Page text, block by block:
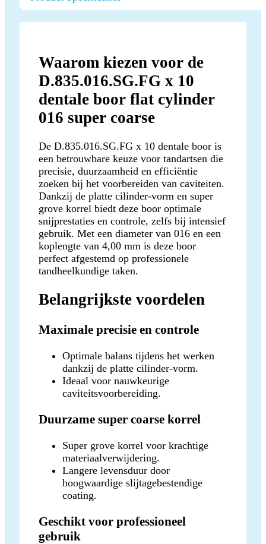
Waarom kiezen voor de
D.835.016.SG.FG x 10
dentale boor flat cylinder
016 super coarse
De D.835.016.SG.FG x 10 dentale boor is
een betrouwbare keuze voor tandartsen die
precisie, duurzaamheid en efficiëntie
zoeken bij het voorbereiden van caviteiten.
Dankzij de platte cilinder-vorm en super
grove korrel biedt deze boor optimale
snijprestaties en controle, zelfs bij intensief
gebruik. Met een diameter van 016 en een
koplengte van 4,00 mm is deze boor
perfect afgestemd op professionele
tandheelkundige taken.
Belangrijkste voordelen
Maximale precisie en controle
Optimale balans tijdens het werken
dankzij de platte cilinder-vorm.
Ideaal voor nauwkeurige
caviteitsvoorbereiding.
Duurzame super coarse korrel
Super grove korrel voor krachtige
materiaalverwijdering.
Langere levensduur door
hoogwaardige slijtagebestendige
coating.
Geschikt voor professioneel
gebruik